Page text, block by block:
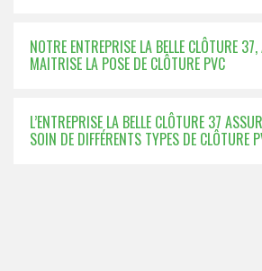
NOTRE ENTREPRISE LA BELLE CLÔTURE
MAITRISE LA POSE DE CLÔTURE PVC
L’ENTREPRISE LA BELLE CLÔTURE 37
SOIN DE DIFFÉRENTS TYPES DE CLÔTURE